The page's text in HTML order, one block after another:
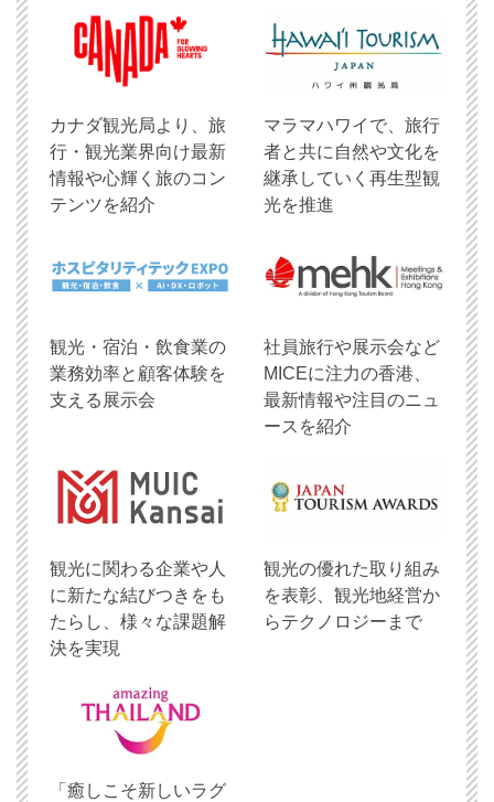
​カナダ観光局より、旅
行・観光業界向け最新
情報や心輝く旅のコン
テンツを紹介
マラマハワイで、旅行
者と共に自然や文化を
継承していく再生型観
光を推進
観光・宿泊・飲食業の
業務効率と顧客体験を
支える展示会
社員旅行や展示会など
MICEに注力の香港、
最新情報や注目のニュ
ースを紹介
観光に関わる企業や人
に新たな結びつきをも
たらし、様々な課題解
決を実現
観光の優れた取り組み
を表彰、観光地経営か
らテクノロジーまで
「癒しこそ新しいラグ